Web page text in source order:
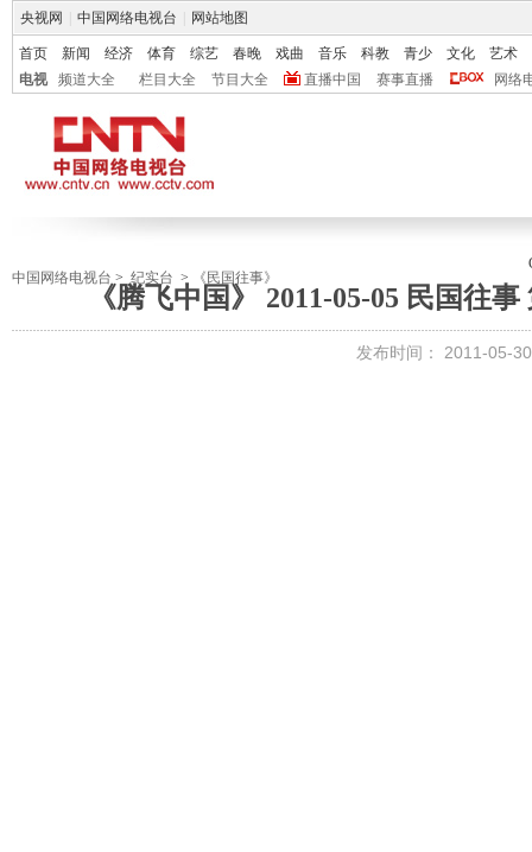
央视网 中国网络电视台 网站地图
首页 新闻 经济 体育 综艺 春晚 戏曲 音乐 科教 青少 文化
艺术
电视
频道大全 栏目大全 节目大全 直播中国 赛事直播 网络
中国网络电视台 > 纪实台 > 《民国往事》
《腾飞中国》 2011-05-05 民国往
发布时间： 2011-05-